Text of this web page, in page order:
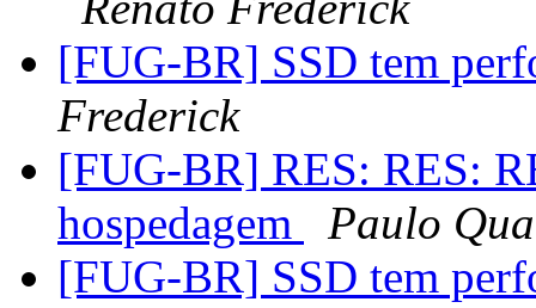
[FUG-BR] SSD tem
Frederick
[FUG-BR] RES: RES:
hospedagem
Paulo
[FUG-BR] SSD tem